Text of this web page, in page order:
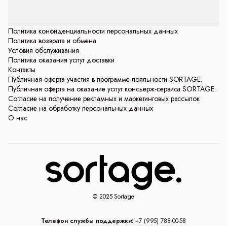
Политика конфиденциальности персональных данных
Политика возврата и обмена
Условия обслуживания
Политика оказания услуг доставки
Контакты
Публичная оферта участия в программе лояльности SORTAGE.
Публичная оферта на оказание услуг консьерж-сервиса SORTAGE.
Согласие на получение рекламных и маркетинговых рассылок
Согласие на обработку персональных данных
О нас
© 2025 Sortage
Телефон службы поддержки: +7 (995) 788-00-58